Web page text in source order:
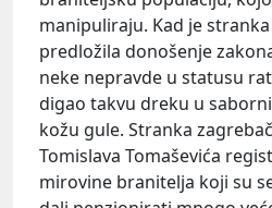
manipuliraju. Kad je
predložila donošenje
neke nepravde u statusu
digao takvu dreku u
kožu gule. Stranka
Tomislava Tomaševića
mirovine branitelja koji su